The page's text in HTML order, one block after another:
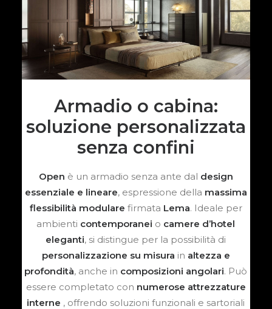
Armadio o cabina:
soluzione personalizzata
senza confini
Open è un armadio senza ante dal design
essenziale e lineare, espressione della massima
flessibilità modulare firmata Lema. Ideale per
ambienti contemporanei o camere d’hotel
eleganti, si distingue per la possibilità di
personalizzazione su misura in altezza e
profondità, anche in composizioni angolari. Può
essere completato con numerose attrezzature
interne , offrendo soluzioni funzionali e sartoriali